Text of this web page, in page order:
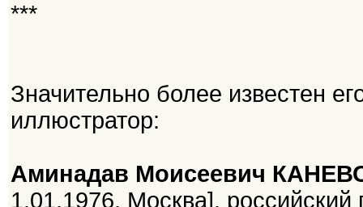
***
Значительно более известен
иллюстратор:
Аминадав Моисеевич
1.01.1976, Москва],